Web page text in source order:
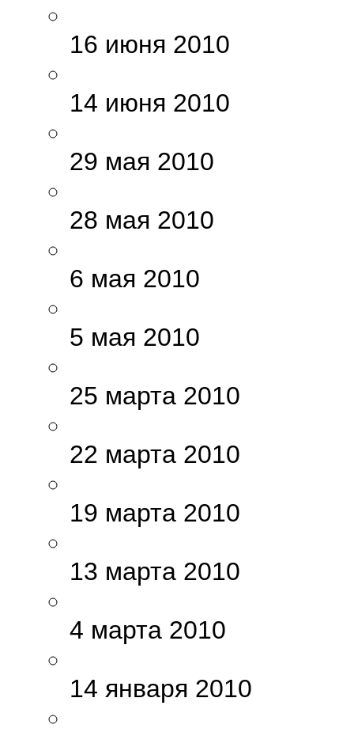
16 июня 2010
14 июня 2010
29 мая 2010
28 мая 2010
6 мая 2010
5 мая 2010
25 марта 2010
22 марта 2010
19 марта 2010
13 марта 2010
4 марта 2010
14 января 2010